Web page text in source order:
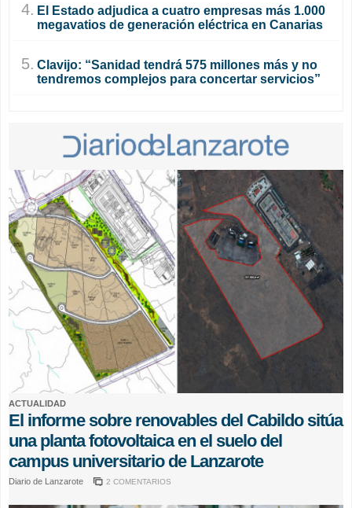
4. El Estado adjudica a cuatro empresas más 1.000
megavatios de generación eléctrica en Canarias
5. Clavijo: “Sanidad tendrá 575 millones más y no
tendremos complejos para concertar servicios”
ACTUALIDAD
El informe sobre renovables del Cabildo sitúa
una planta fotovoltaica en el suelo del
campus universitario de Lanzarote
Diario de Lanzarote 2 COMENTARIOS